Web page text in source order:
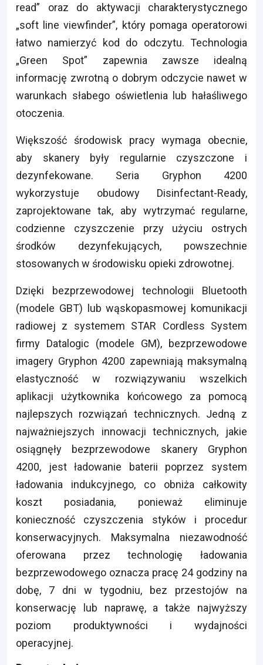
read” oraz do aktywacji charakterystycznego
„soft line viewfinder”, który pomaga operatorowi
łatwo namierzyć kod do odczytu. Technologia
„Green Spot” zapewnia zawsze idealną
informację zwrotną o dobrym odczycie nawet w
warunkach słabego oświetlenia lub hałaśliwego
otoczenia.
Większość środowisk pracy wymaga obecnie,
aby skanery były regularnie czyszczone i
dezynfekowane. Seria Gryphon 4200
wykorzystuje obudowy Disinfectant-Ready,
zaprojektowane tak, aby wytrzymać regularne,
codzienne czyszczenie przy użyciu ostrych
środków dezynfekujących, powszechnie
stosowanych w środowisku opieki zdrowotnej.
Dzięki bezprzewodowej technologii Bluetooth
(modele GBT) lub wąskopasmowej komunikacji
radiowej z systemem STAR Cordless System
firmy Datalogic (modele GM), bezprzewodowe
imagery Gryphon 4200 zapewniają maksymalną
elastyczność w rozwiązywaniu wszelkich
aplikacji użytkownika końcowego za pomocą
najlepszych rozwiązań technicznych. Jedną z
najważniejszych innowacji technicznych, jakie
osiągnęły bezprzewodowe skanery Gryphon
4200, jest ładowanie baterii poprzez system
ładowania indukcyjnego, co obniża całkowity
koszt posiadania, ponieważ eliminuje
konieczność czyszczenia styków i procedur
konserwacyjnych. Maksymalna niezawodność
oferowana przez technologię ładowania
bezprzewodowego oznacza pracę 24 godziny na
dobę, 7 dni w tygodniu, bez przestojów na
konserwację lub naprawę, a także najwyższy
poziom produktywności i wydajności
operacyjnej.